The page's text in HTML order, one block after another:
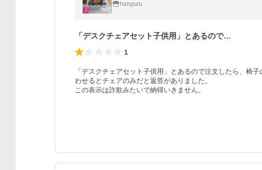
hanguru
「デスクチェアセット子供用」とあるので…
1
「デスクチェアセット子供用」とあるので注文したら、椅
わせるとチェアのみだと返答がありました。
この表示は詐欺みたいで納得いきません。